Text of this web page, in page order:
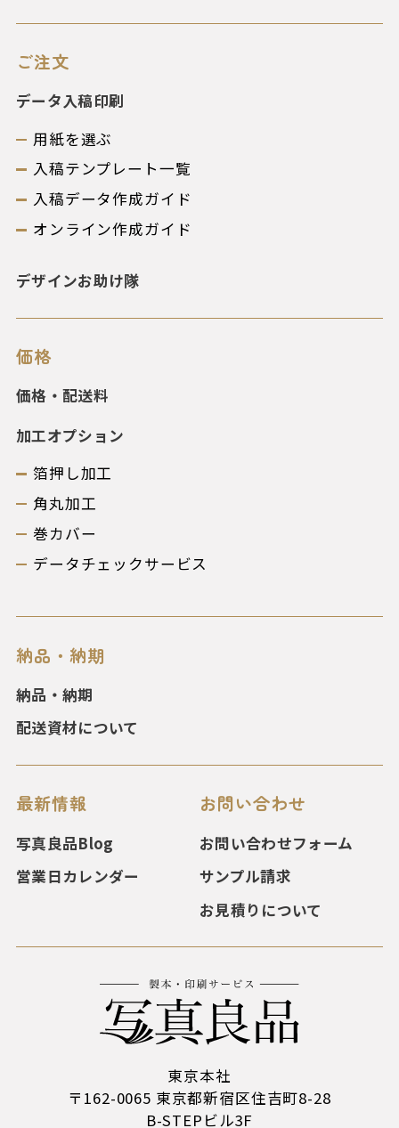
東京本社
〒162-0065 東京都新宿区住吉町8-28
B-STEPビル3F
ご注文
データ入稿印刷
用紙を選ぶ
入稿テンプレート一覧
入稿データ作成ガイド
オンライン作成ガイド
デザインお助け隊
価格
価格・配送料
加工オプション
箔押し加工
角丸加工
巻カバー
データチェックサービス
納品・納期
納品・納期
配送資材について
最新情報
写真良品Blog
営業日カレンダー
お問い合わせ
お問い合わせフォーム
サンプル請求
お見積りについて